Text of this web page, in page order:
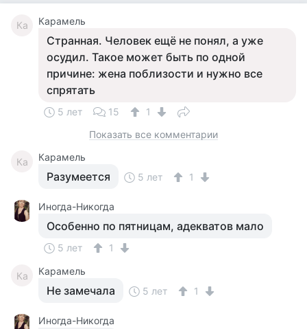
Ка Карамель
Странная. Человек ещё не понял, а уже
осудил. Такое может быть по одной
причине: жена поблизости и нужно все
спрятать
5 лет 15
1
Показать все комментарии
Ка Карамель
Разумеется 5 лет 1
Иногда-Никогда
Особенно по пятницам, адекватов мало
5 лет 1
Ка Карамель
Не замечала 5 лет 1
Иногда-Никогда